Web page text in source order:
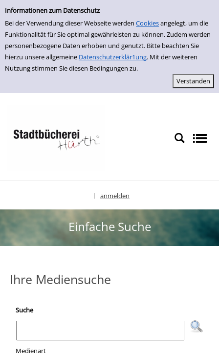
Einfache Suche
Informationen zum Datenschutz
Bei der Verwendung dieser Webseite werden Cookiesangelegt, um die
Funktionalität für Sie optimal gewährleisten zu können. Zudem werden
personenbezogene Daten erhoben und genutzt. Bitte beachten Sie
hierzu unsere allgemeine Datenschutzerklär1ung. Mit der weiteren
Nutzung stimmen Sie diesen Bedingungen zu.
zur Navigation springen
zum Inhalt springen
Zu den Suchfiltern springen
Zur Trefferliste springen
anmelden
Einfache Suche
Ihre Mediensuche
Suche
Medienart